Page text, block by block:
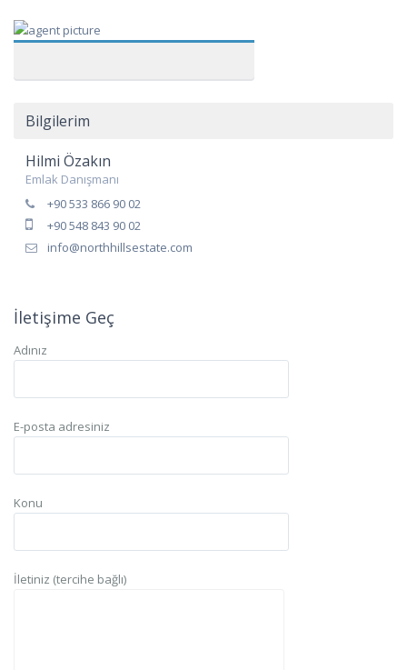
Bilgilerim
Hilmi Özakın
Emlak Danışmanı
+90 533 866 90 02
+90 548 843 90 02
info@northhillsestate.com
İletişime Geç
Adınız
E-posta adresiniz
Konu
İletiniz (tercihe bağlı)